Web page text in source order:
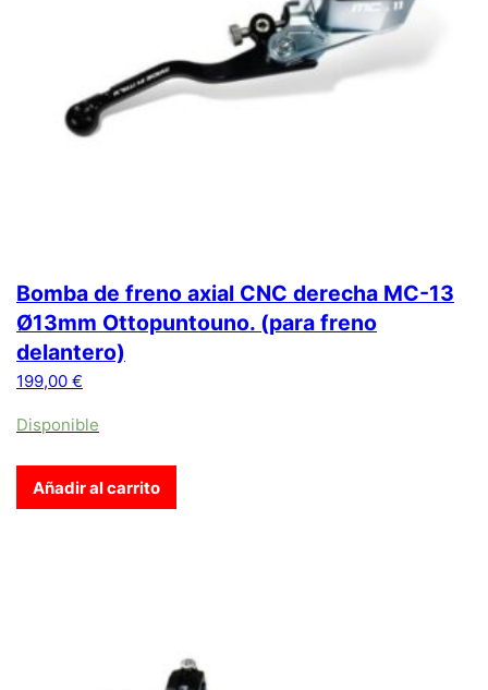
Bomba de freno axial CNC derecha MC-13
Ø13mm Ottopuntouno. (para freno
delantero)
199,00 €
Disponible
Añadir al carrito